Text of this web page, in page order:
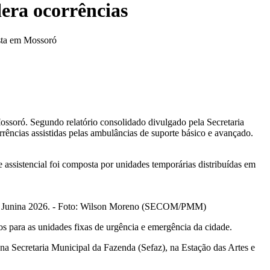
ocorrências
em Mossoró
Segundo relatório consolidado divulgado pela Secretaria
assistidas pelas ambulâncias de suporte básico e avançado.
foi composta por unidades temporárias distribuídas em
Junina 2026. - Foto: Wilson Moreno (SECOM/PMM)
para as unidades fixas de urgência e emergência da cidade.
Municipal da Fazenda (Sefaz), na Estação das Artes e